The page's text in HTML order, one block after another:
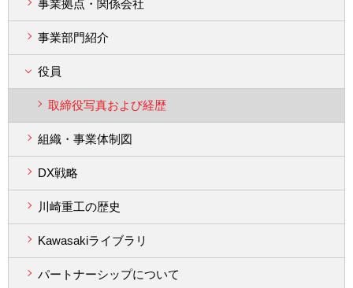
事業拠点・関係会社
事業部門紹介
役員
取締役写真および経歴
組織・事業体制図
DX戦略
川崎重工の歴史
Kawasakiライブラリ
パートナーシップについて